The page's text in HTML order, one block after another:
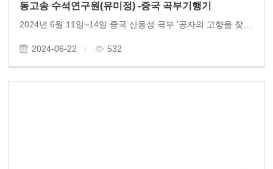
동고송 수석연구원(유미정) -중국 곡부기행기
2024-06-22 532